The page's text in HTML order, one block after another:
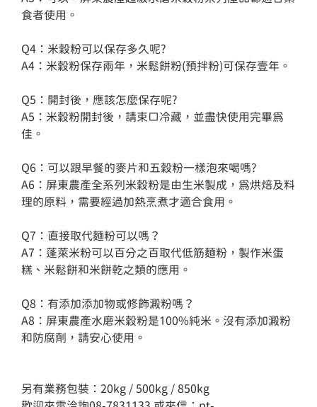
食者使用。
Q4：米穀粉可以保存多久呢?
A4：米穀粉保存兩年，米鬆餅粉(預拌粉)可保存壹年。
Q5：開封後，應該怎麼保存呢?
A5：米穀粉開封後，請束口冷藏，並盡快使用完畢為
佳。
Q6：可以跟早餐的麥片和五穀粉一樣泡來喝嗎?
A6：屏東農產全系列米穀粉是由生米製成，為烘焙及料
理的原料，需要經過加熱烹煮才適合食用。
Q7：直接取代麵粉可以嗎？
A7：蓬萊米粉可以百分之百取代低筋麵粉，製作米蛋
糕、米鬆餅和米餅乾之類的應用。
Q8：有添加添加物或修飾澱粉嗎？
A8：屏東農產水磨米穀粉是100%純米。沒有添加澱粉
和防腐劑，請安心使用。
另有業務包裝：20kg / 500kg / 850kg